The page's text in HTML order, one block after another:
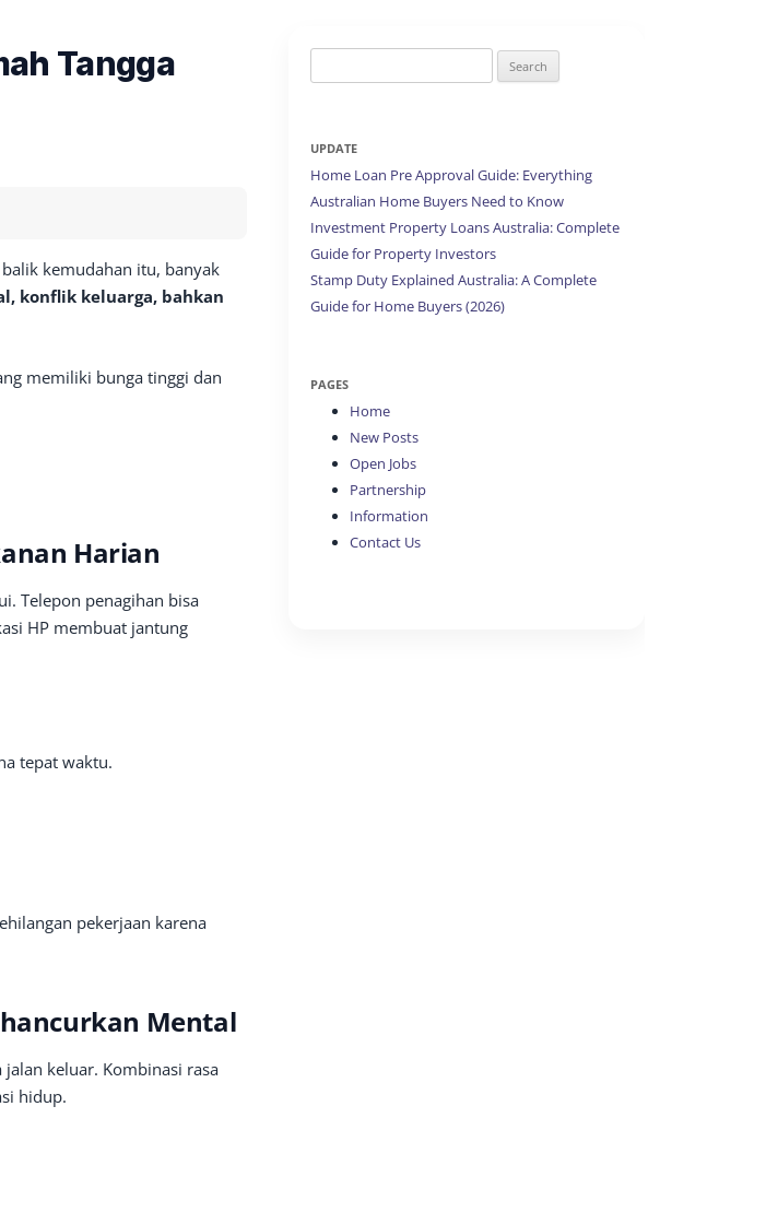
Tangga
kemudahan itu, banyak
konflik keluarga, bahkan
memiliki bunga tinggi dan
Harian
Telepon penagihan bisa
HP membuat jantung
tepat waktu.
pekerjaan karena
Mental
keluar. Kombinasi rasa
hidup.
for:
UPDATE
Home Loan Pre Approval Guide: Everything
Australian Home Buyers Need to Know
Investment Property Loans Australia: Complete
Guide for Property Investors
Stamp Duty Explained Australia: A Complete
Guide for Home Buyers (2026)
PAGES
Home
New Posts
Open Jobs
Partnership
Information
Contact Us